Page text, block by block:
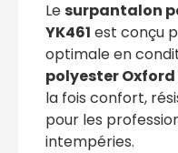
Lesurpantalon
YK461 est conçu
optimale en
polyester Oxford
la fois confort,
pour les
intempéries.